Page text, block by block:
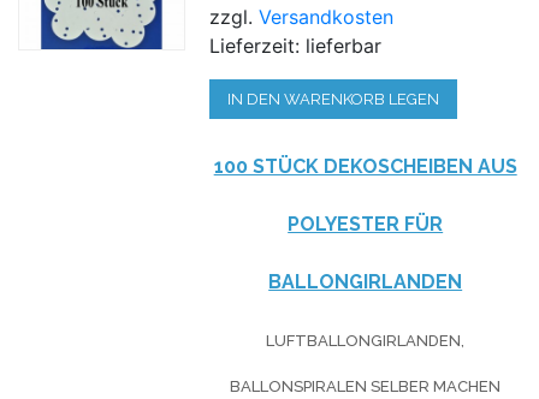
zzgl.Versandkosten
Lieferzeit: lieferbar
IN DEN WARENKORB LEGEN
100 STÜCK DEKOSCHEIBEN AUS
POLYESTER FÜR
BALLONGIRLANDEN
LUFTBALLONGIRLANDEN,
BALLONSPIRALEN SELBER MACHEN